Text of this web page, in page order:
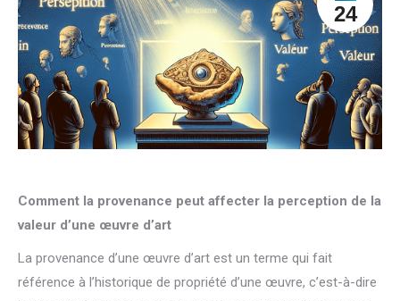
24
Comment la provenance peut affecter la perception de la
valeur d’une œuvre d’art
La provenance d’une œuvre d’art est un terme qui fait
référence à l’historique de propriété d’une œuvre, c’est-à-dire